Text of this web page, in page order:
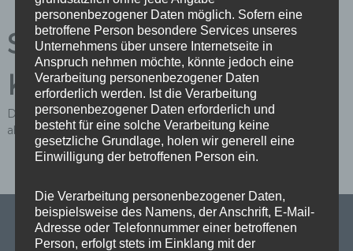
Schreibe einen
Kommentar
Du musstangemeldetsein, um einen Kommentar
abzugeben.
personenbezogener Daten möglich. Sofern eine
betroffene Person besondere Services unseres
Unternehmens über unsere Internetseite in
Anspruch nehmen möchte, könnte jedoch eine
Verarbeitung personenbezogener Daten
erforderlich werden. Ist die Verarbeitung
personenbezogener Daten erforderlich und
besteht für eine solche Verarbeitung keine
gesetzliche Grundlage, holen wir generell eine
Einwilligung der betroffenen Person ein.
Die Verarbeitung personenbezogener Daten,
beispielsweise des Namens, der Anschrift, E-Mail-
Adresse oder Telefonnummer einer betroffenen
Person, erfolgt stets im Einklang mit der